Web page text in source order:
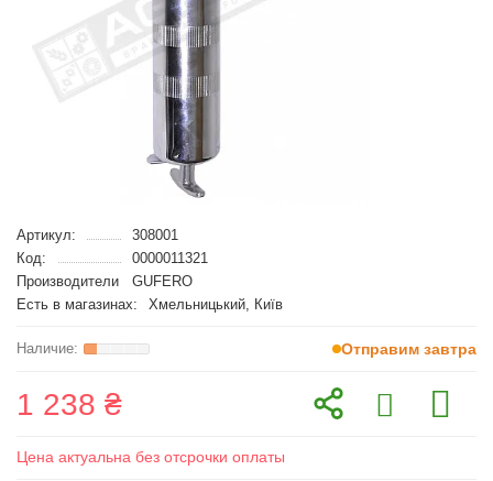
Артикул:
308001
Код:
0000011321
Производители
GUFERO
Есть в магазинах:
Хмельницький, Київ
Отправим завтра
1 238 ₴
Цена актуальна без отсрочки оплаты